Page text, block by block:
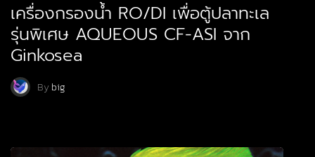
เครื่องกรองน้ำ RO/DI เพื่อตู้ปลาทะเล
รุ่นพิเศษ AQUEOUS CF-ASI จาก
Ginkosea
Bybig